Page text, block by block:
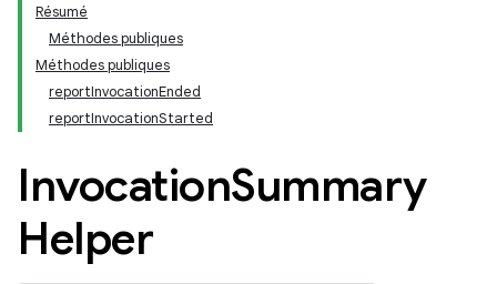
Résumé
Méthodes publiques
Méthodes publiques
reportInvocationEnded
reportInvocationStarted
InvocationSummary
Helper